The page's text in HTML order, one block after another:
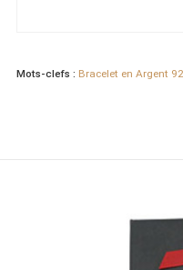
Mots-clefs : Bracelet en Argent